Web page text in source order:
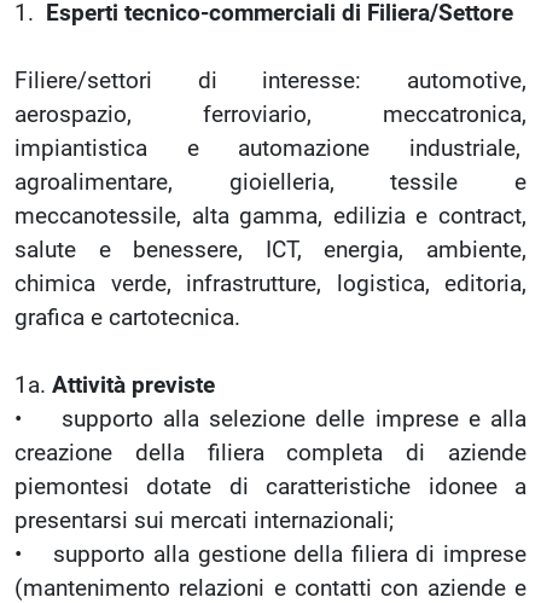
1. Esperti tecnico-commerciali di Filiera/Settore
Filiere/settori di interesse: automotive,
aerospazio, ferroviario, meccatronica,
impiantistica e automazione industriale,
agroalimentare, gioielleria, tessile e
meccanotessile, alta gamma, edilizia e contract,
salute e benessere, ICT, energia, ambiente,
chimica verde, infrastrutture, logistica, editoria,
grafica e cartotecnica.
1a. Attività previste
• supporto alla selezione delle imprese e alla
creazione della filiera completa di aziende
piemontesi dotate di caratteristiche idonee a
presentarsi sui mercati internazionali;
• supporto alla gestione della filiera di imprese
(mantenimento relazioni e contatti con aziende e